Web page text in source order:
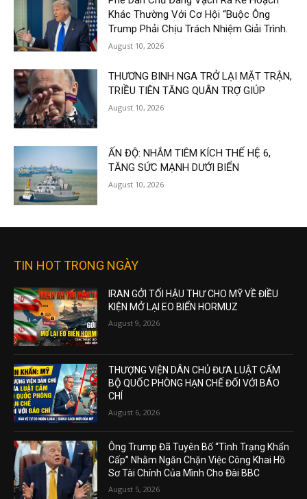
Khác Thường Với Cơ Hội “Buộc Ông
Trump Phải Chịu Trách Nhiệm Giải Trình.
August 10, 2026
THƯƠNG BINH NGA TRỞ LẠI MẶT TRẬN,
TRIỀU TIÊN TĂNG QUÂN TRỢ GIÚP
August 10, 2026
ẤN ĐỘ: NHẮM TIÊM KÍCH THẾ HỆ 6,
TĂNG SỨC MẠNH DƯỚI BIỂN
August 10, 2026
TIN HOT TRONG NGÀY
IRAN GỞI TỐI HẬU THƯ CHO MỸ VỀ ĐIỀU
KIỆN MỞ LẠI EO BIỂN HORMUZ
August 9, 2026
THƯỢNG VIỆN DÂN CHỦ ĐƯA LUẬT CẤM
BỘ QUỐC PHÒNG HẠN CHẾ ĐỐI VỚI BÁO
CHÍ
August 6, 2026
Ông Trump Đã Tuyên Bố “Tình Trạng Khẩn
Cấp” Nhằm Ngăn Chặn Việc Công Khai Hồ
Sơ Tài Chính Của Mình Cho Đài BBC
August 5, 2026